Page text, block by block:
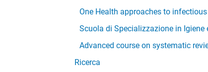
One Health approaches to
Scuola di Specializzazione in Igiene
Advanced course on systematic
Ricerca